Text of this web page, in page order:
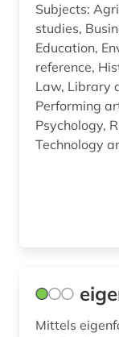
Subjects:
studies,
Education,
reference,
Law, Library
Performing
Psychology,
Technology
Mittels